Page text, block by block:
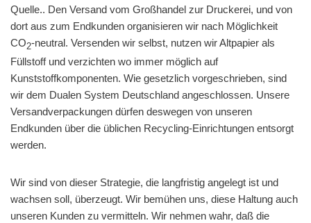
Quelle.. Den Versand vom Großhandel zur Druckerei, und von
dort aus zum Endkunden organisieren wir nach Möglichkeit
CO2-neutral. Versenden wir selbst, nutzen wir Altpapier als
Füllstoff und verzichten wo immer möglich auf
Kunststoffkomponenten. Wie gesetzlich vorgeschrieben, sind
wir dem Dualen System Deutschland angeschlossen. Unsere
Versandverpackungen dürfen deswegen von unseren
Endkunden über die üblichen Recycling-Einrichtungen entsorgt
werden.
Wir sind von dieser Strategie, die langfristig angelegt ist und
wachsen soll, überzeugt. Wir bemühen uns, diese Haltung auch
unseren Kunden zu vermitteln. Wir nehmen wahr, daß die